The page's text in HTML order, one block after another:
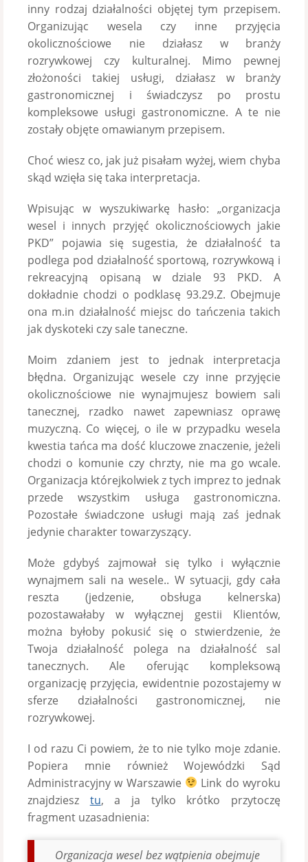
inny rodzaj działalności objętej tym przepisem.
Organizując wesela czy inne przyjęcia
okolicznościowe nie działasz w branży
rozrywkowej czy kulturalnej. Mimo pewnej
złożoności takiej usługi, działasz w branży
gastronomicznej i świadczysz po prostu
kompleksowe usługi gastronomiczne. A te nie
zostały objęte omawianym przepisem.
Choć wiesz co, jak już pisałam wyżej, wiem chyba
skąd wzięła się taka interpretacja.
Wpisując w wyszukiwarkę hasło: „organizacja
wesel i innych przyjęć okolicznościowych jakie
PKD” pojawia się sugestia, że działalność ta
podlega pod działalność sportową, rozrywkową i
rekreacyjną opisaną w dziale 93 PKD. A
dokładnie chodzi o podklasę 93.29.Z. Obejmuje
ona m.in działalność miejsc do tańczenia takich
jak dyskoteki czy sale taneczne.
Moim zdaniem jest to jednak interpretacja
błędna. Organizując wesele czy inne przyjęcie
okolicznościowe nie wynajmujesz bowiem sali
tanecznej, rzadko nawet zapewniasz oprawę
muzyczną. Co więcej, o ile w przypadku wesela
kwestia tańca ma dość kluczowe znaczenie, jeżeli
chodzi o komunie czy chrzty, nie ma go wcale.
Organizacja którejkolwiek z tych imprez to jednak
przede wszystkim usługa gastronomiczna.
Pozostałe świadczone usługi mają zaś jednak
jedynie charakter towarzyszący.
Może gdybyś zajmował się tylko i wyłącznie
wynajmem sali na wesele.. W sytuacji, gdy cała
reszta (jedzenie, obsługa kelnerska)
pozostawałaby w wyłącznej gestii Klientów,
można byłoby pokusić się o stwierdzenie, że
Twoja działalność polega na działalność sal
tanecznych. Ale oferując kompleksową
organizację przyjęcia, ewidentnie pozostajemy w
sferze działalności gastronomicznej, nie
rozrywkowej.
I od razu Ci powiem, że to nie tylko moje zdanie.
Popiera mnie również Wojewódzki Sąd
Administracyjny w Warszawie
Link do wyroku
znajdziesz tu, a ja tylko krótko przytoczę
fragment uzasadnienia:
Organizacja wesel bez wątpienia obejmuje